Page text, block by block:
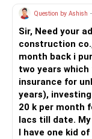
Question by Ashish
Sir, Need your
construction
month back i
two years
insurance for
years),
20 k per month
lacs till date.
I have one kid